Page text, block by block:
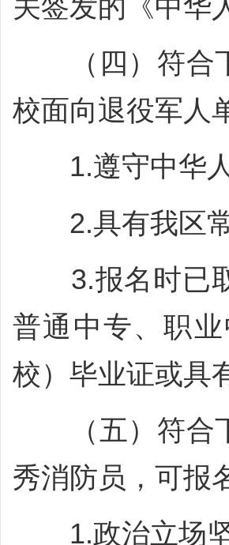
关签发的《中华
（四）符合下
校面向退役军人
1.遵守中华人
2.具有我区常
3.报名时已取
普通中专、职
校）毕业证或具
（五）符合下
秀消防员，可报
1.政治立场坚